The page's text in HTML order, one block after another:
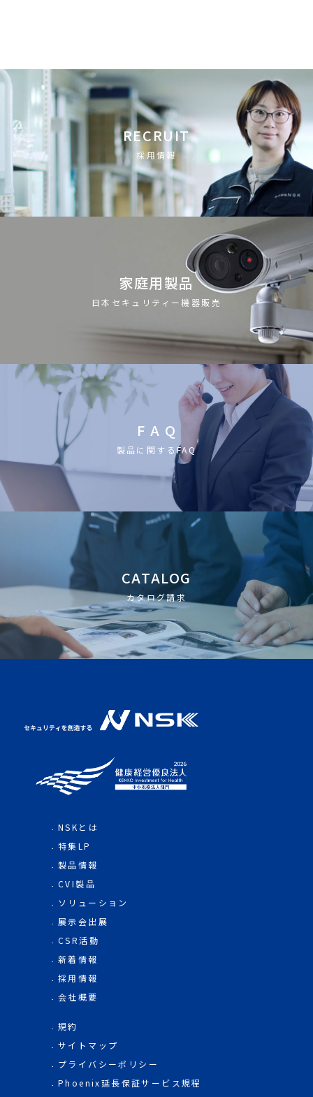
RECRUIT
採用情報
家庭用製品
日本セキュリティー機器販売
F A Q
製品に関するFAQ
CATALOG
カタログ請求
NSKとは
特集LP
製品情報
CVI製品
ソリューション
展示会出展
CSR活動
新着情報
採用情報
会社概要
規約
サイトマップ
プライバシーポリシー
Phoenix延長保証サービス規程